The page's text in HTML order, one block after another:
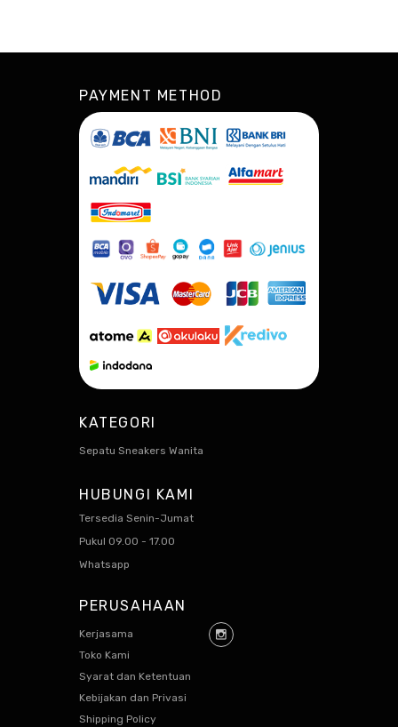
PAYMENT METHOD
KATEGORI
Sepatu Sneakers Wanita
HUBUNGI KAMI
Tersedia Senin-Jumat
Pukul 09.00 - 17.00
Whatsapp
PERUSAHAAN
Kerjasama
Toko Kami
Syarat dan Ketentuan
Kebijakan dan Privasi
Shipping Policy